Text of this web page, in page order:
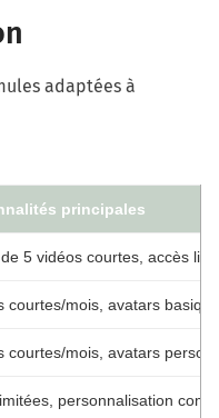
adaptées à
principales
5 vidéos courtes, accès
courtes/mois, avatars
courtes/mois, avatars
personnalisation